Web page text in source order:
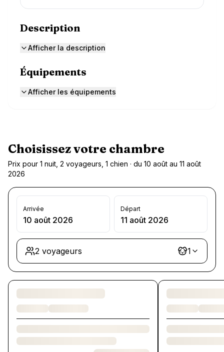
Description
Afficher la description
Équipements
Afficher les équipements
Choisissez votre chambre
Prix pour 1 nuit, 2 voyageurs, 1 chien · du 10 août au 11 août
2026
Arrivée
10 août 2026
Départ
11 août 2026
2 voyageurs 1
Chargement des chambres et des formules…